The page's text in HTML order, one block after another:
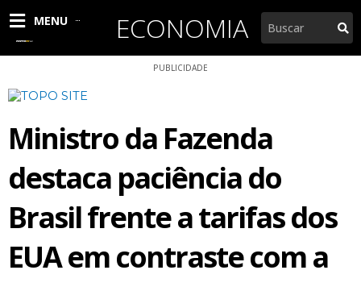
para
MENU ECONOMIA Pesquisar
PUBLICIDADE
Ministro da Fazenda
destaca paciência do
Brasil frente a tarifas dos
EUA em contraste com a